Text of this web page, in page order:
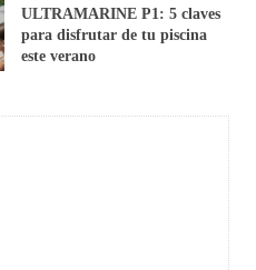
ULTRAMARINE P1: 5 claves
para disfrutar de tu piscina
este verano